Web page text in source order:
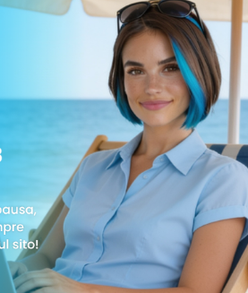
X-Changer XL